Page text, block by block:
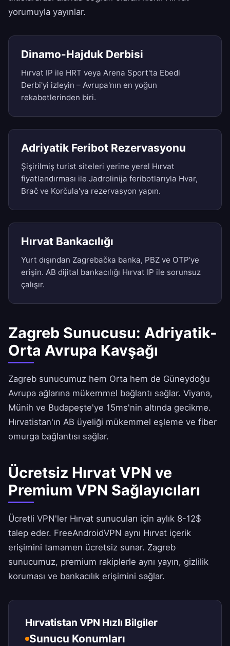
yorumuyla yayınlar.
Dinamo-Hajduk Derbisi
Hırvat IP ile HRT veya Arena Sport'ta Ebedi
Derbi'yi izleyin – Avrupa'nın en yoğun
rekabetlerinden biri.
Adriyatik Feribot Rezervasyonu
Şişirilmiş turist siteleri yerine yerel Hırvat
fiyatlandırması ile Jadrolinija feribotlarıyla Hvar,
Brač ve Korčula'ya rezervasyon yapın.
Hırvat Bankacılığı
Yurt dışından Zagrebačka banka, PBZ ve OTP'ye
erişin. AB dijital bankacılığı Hırvat IP ile sorunsuz
çalışır.
Zagreb Sunucusu: Adriyatik-
Orta Avrupa Kavşağı
Zagreb sunucumuz hem Orta hem de Güneydoğu
Avrupa ağlarına mükemmel bağlantı sağlar. Viyana,
Münih ve Budapeşte'ye 15ms'nin altında gecikme.
Hırvatistan'ın AB üyeliği mükemmel eşleme ve fiber
omurga bağlantısı sağlar.
Ücretsiz Hırvat VPN ve
Premium VPN Sağlayıcıları
Ücretli VPN'ler Hırvat sunucuları için aylık 8-12$
talep eder. FreeAndroidVPN aynı Hırvat içerik
erişimini tamamen ücretsiz sunar. Zagreb
sunucumuz, premium rakiplerle aynı yayın, gizlilik
koruması ve bankacılık erişimini sağlar.
Hırvatistan VPN Hızlı Bilgiler
Sunucu Konumları